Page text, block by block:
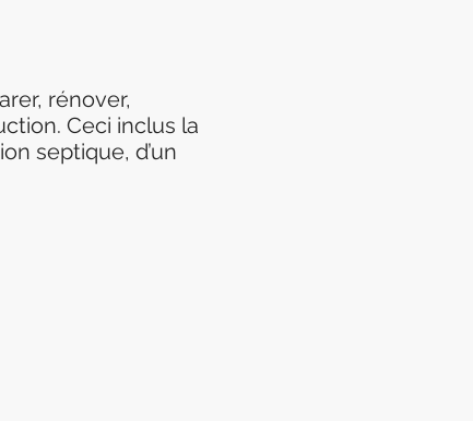
rénover,
Ceci inclus la
septique, d’un